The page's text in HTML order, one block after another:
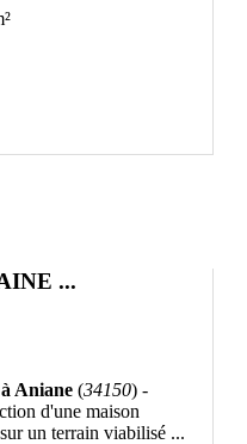
...
Aniane (34150) -
d'une maison
un terrain viabilisé ...